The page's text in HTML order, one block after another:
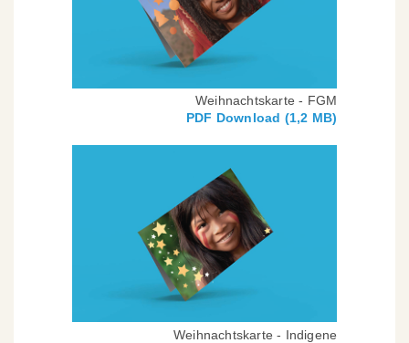
Weihnachtskarte - FGM
PDF Download (1,2 MB)
Weihnachtskarte - Indigene